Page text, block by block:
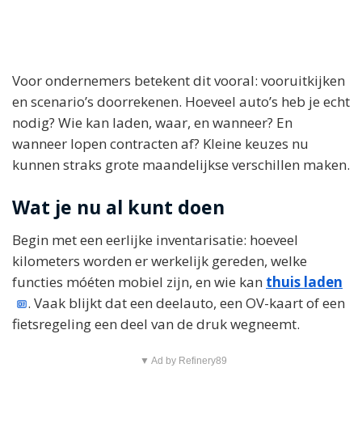
Voor ondernemers betekent dit vooral: vooruitkijken
en scenario’s doorrekenen. Hoeveel auto’s heb je echt
nodig? Wie kan laden, waar, en wanneer? En
wanneer lopen contracten af? Kleine keuzes nu
kunnen straks grote maandelijkse verschillen maken.
Wat je nu al kunt doen
Begin met een eerlijke inventarisatie: hoeveel
kilometers worden er werkelijk gereden, welke
functies móéten mobiel zijn, en wie kan thuis laden
. Vaak blijkt dat een deelauto, een OV-kaart of een
fietsregeling een deel van de druk wegneemt.
▼ Ad by Refinery89